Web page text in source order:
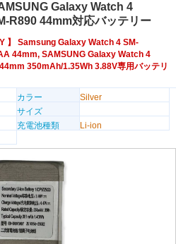
Galaxy Watch 4
R890 44mm対応バッテリー
】 Samsung Galaxy Watch 4 SM-
44mm, SAMSUNG Galaxy Watch 4
350mAh/1.35Wh 3.88V専用バッテリ
カラー
Silver
サイズ
充電池種類
Li-ion